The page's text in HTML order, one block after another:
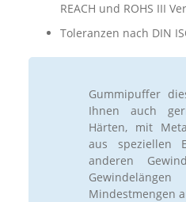
REACH und ROHS III
Toleranzen nach DIN
Gummipuffer
Ihnen auch
Härten, mit
aus speziellen
anderen
Mindestmengen